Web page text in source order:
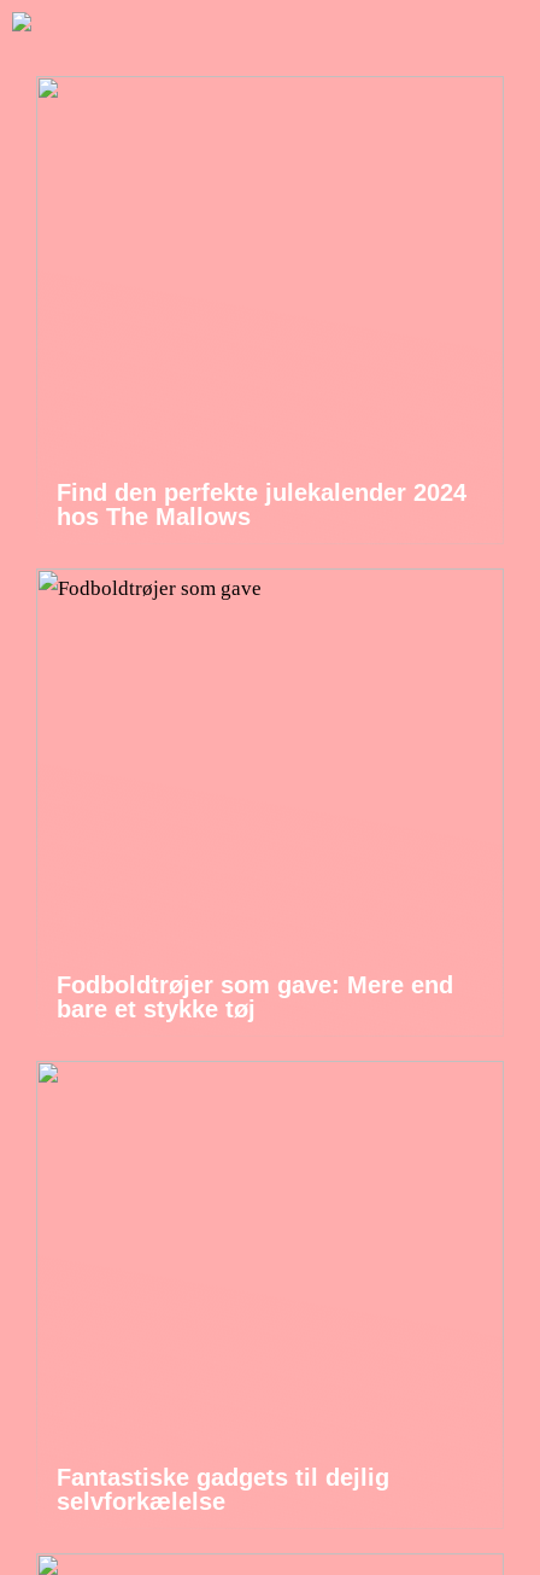
Find den perfekte julekalender 2024
hos The Mallows
Fodboldtrøjer som gave: Mere end
bare et stykke tøj
Fantastiske gadgets til dejlig
selvforkælelse